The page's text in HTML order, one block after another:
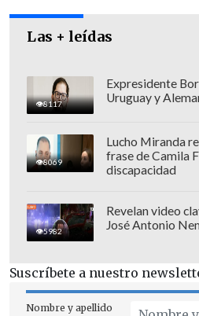
Las + leídas
8117
Expresidente
Uruguay y
8069
Lucho Miranda
frase de Camila
discapacidad
5982
Revelan video
José Antonio
Suscríbete a nuestro
Nombre y apellido